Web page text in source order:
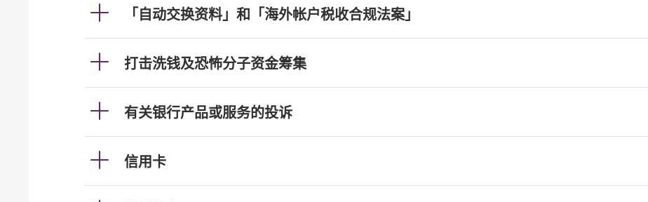
「自动交换资料」和「海外帐户税收合规法案」
打击洗钱及恐怖分子资金筹集
有关银行产品或服务的投诉
信用卡